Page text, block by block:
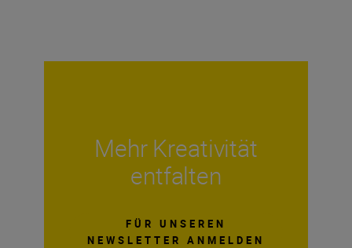
Mehr Kreativität
entfalten
FÜR UNSEREN
NEWSLETTER ANMELDEN